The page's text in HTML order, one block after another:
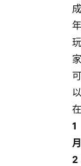
成
年
玩
家
可
以
在
1
月
2